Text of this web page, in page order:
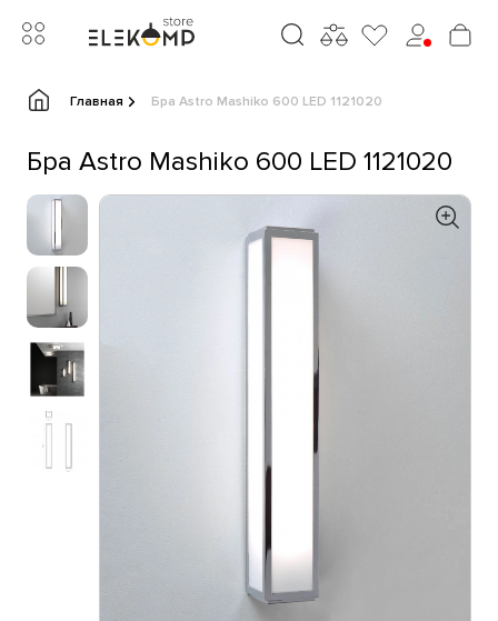
Главная Бра Astro Mashiko 600 LED 1121020
Бра Astro Mashiko 600 LED 1121020